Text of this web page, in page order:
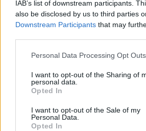
IAB’s list of downstream participants.
also be disclosed by us to third parties
Downstream Participants that may
Personal Data Processing Opt Outs
I want to opt-out of the Sharing of
personal data.
Opted In
I want to opt-out of the Sale of my
Personal Data.
Opted In